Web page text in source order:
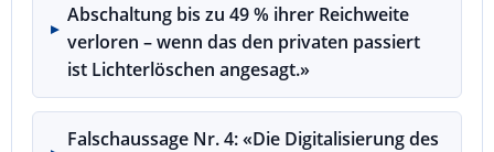
Abschaltung bis zu 49 % ihrer Reichweite
verloren – wenn das den privaten passiert
ist Lichterlöschen angesagt.»
Falschaussage Nr. 4: «Die Digitalisierung des